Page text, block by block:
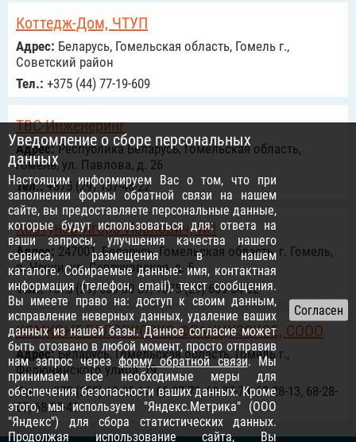
Коттедж-Дом, ЧТУП
Адрес: Беларусь, Гомельская область, Гомель г.,
Советский район
Тел.: +375 (44) 77-19-609
ТВС-Инженеринг
Адрес:Республика Беларусь, Гомельская область,
Гомель, ул. Павлова, д. 26
Тел.:+375 (29) 157-48-22
Ковтунов Игорь Иванович, ИП
Адрес: 247001, Беларусь, Гомельская область, г. Гомель,
п. Ченки, ул. Севруковская, д. 5
Тел.:+375 (29) 609 30 87, +375 (29) 609 34 02
КОМКОНТ БЕЛОРУССКО-ФРАНЦУЗСКОЕ, СООО
Адрес:Беларусь, Гомельская область, Гомель г.,
Федюнинского улица, 19
Тел.:+375 (232) 68-28-14; 68-27-73, 68-27-74, 68-28-13, 68-28-
07, 68-20-43
Уведомление о сборе персональных
данных
Настоящим информируем Вас о том, что при
заполнении формы обратной связи на нашем
сайте, вы предоставляете персональные данные,
которые будут использоваться для: ответа на
ваши запросы, улучшения качества нашего
сервиса, размещения в нашем
каталоге. Собираемые данные: имя, контактная
информация (телефон, email), текст сообщения.
Вы имеете право на: доступ к своим данным,
исправление неверных данных, удаление ваших
данных из нашей базы. Данное согласие может
быть отозвано в любой момент, просто отправив
нам запрос черезформу обратной связи. Мы
принимаем все необходимые меры для
обеспечения безопасности ваших данных. Кроме
этого, мы используем "Яндекс.Метрика" (ООО
"Яндекс") для сбора статистических данных.
Продолжая использование сайта, Вы